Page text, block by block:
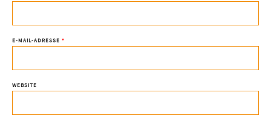
E-MAIL-ADRESSE *
WEBSITE